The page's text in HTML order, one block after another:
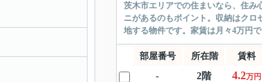
茨木市エリアでの住まいなら、住み
ニがあるのもポイント。収納はク
地する物件です。家賃は月々4万円
部屋番号 所在階 賃料
-
2階 4.2万円